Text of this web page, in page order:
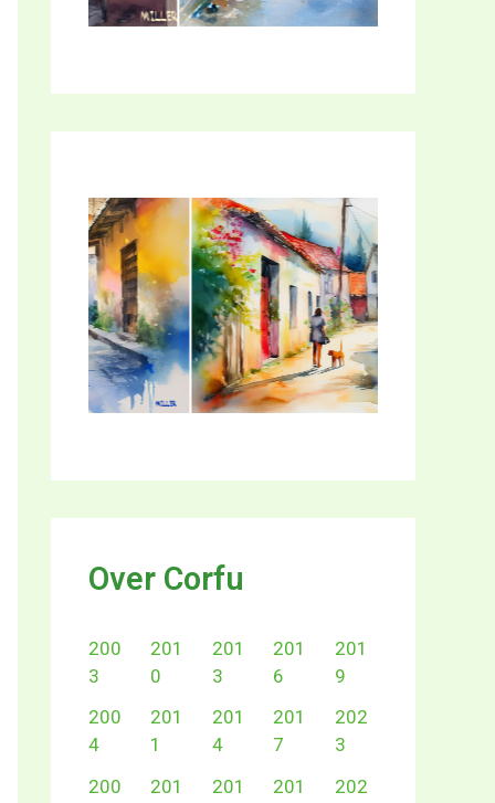
Over Corfu
200
3
200
4
200
201
0
201
1
201
201
3
201
4
201
201
6
201
7
201
201
9
202
3
202